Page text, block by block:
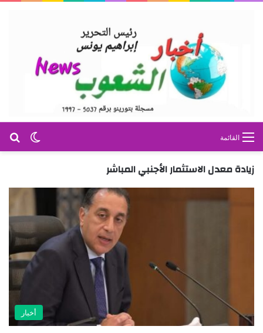
الوضع القائمة
زيادة معدل الاستثمار الأجنبي المباشر
أخبار